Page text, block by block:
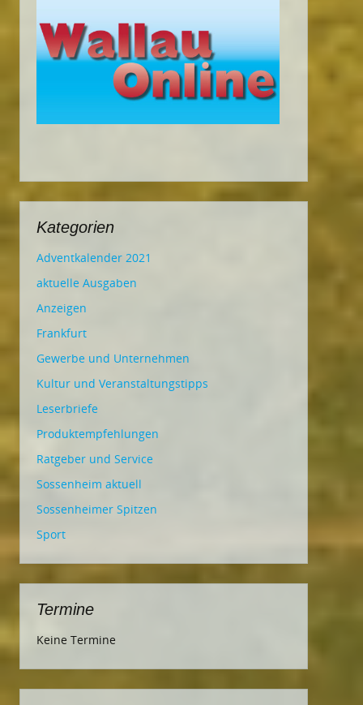
Kategorien
Adventkalender 2021
aktuelle Ausgaben
Anzeigen
Frankfurt
Gewerbe und Unternehmen
Kultur und Veranstaltungstipps
Leserbriefe
Produktempfehlungen
Ratgeber und Service
Sossenheim aktuell
Sossenheimer Spitzen
Sport
Termine
Keine Termine